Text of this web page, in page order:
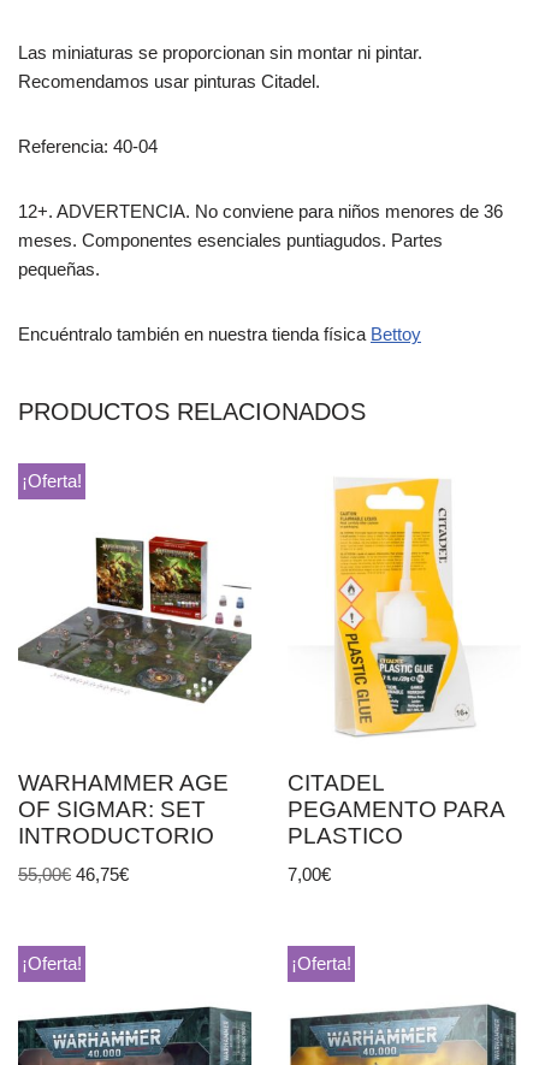
Las miniaturas se proporcionan sin montar ni pintar.
Recomendamos usar pinturas Citadel.
Referencia: 40-04
12+. ADVERTENCIA. No conviene para niños menores de 36
meses. Componentes esenciales puntiagudos. Partes
pequeñas.
Encuéntralo también en nuestra tienda física Bettoy
PRODUCTOS RELACIONADOS
¡Oferta!
WARHAMMER AGE
OF SIGMAR: SET
INTRODUCTORIO
55,00€ 46,75€
CITADEL
PEGAMENTO PARA
PLASTICO
7,00€
¡Oferta! ¡Oferta!